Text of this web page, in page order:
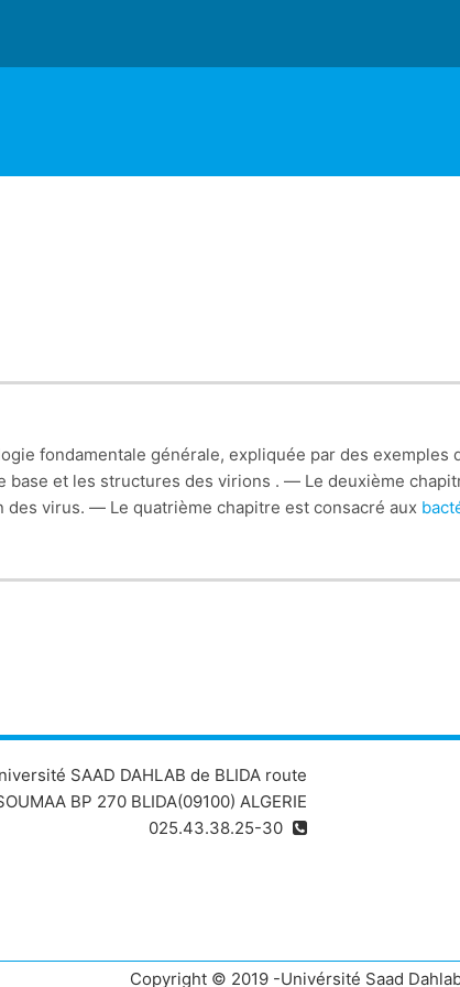
fondamentale générale, expliquée par des
et les structures des virions . — Le deuxième
virus. — Le quatrième chapitre est consacré aux
SAAD DAHLAB de BLIDA route
BP 270 BLIDA(09100) ALGERIE
Copyright © 2019 -Univérsité Saad